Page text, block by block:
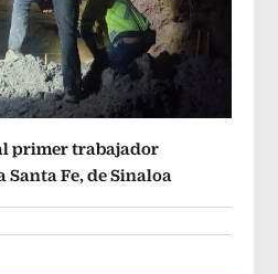
primer trabajador
Fe, de Sinaloa